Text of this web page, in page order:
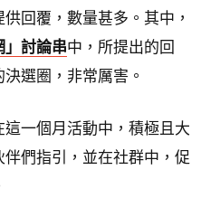
回覆，數量甚多。其中，
」討論串中，所提出的回
選圈，非常厲害。
一個月活動中，積極且大
們指引，並在社群中，促